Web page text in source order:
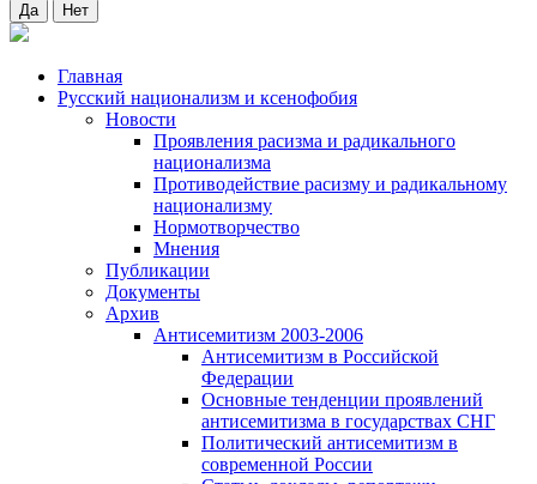
Да Нет
Главная
Русский национализм и ксенофобия
Новости
Проявления расизма и радикального
национализма
Противодействие расизму и радикальному
национализму
Нормотворчество
Мнения
Публикации
Документы
Архив
Антисемитизм 2003-2006
Антисемитизм в Российской
Федерации
Основные тенденции проявлений
антисемитизма в государствах СНГ
Политический антисемитизм в
современной России